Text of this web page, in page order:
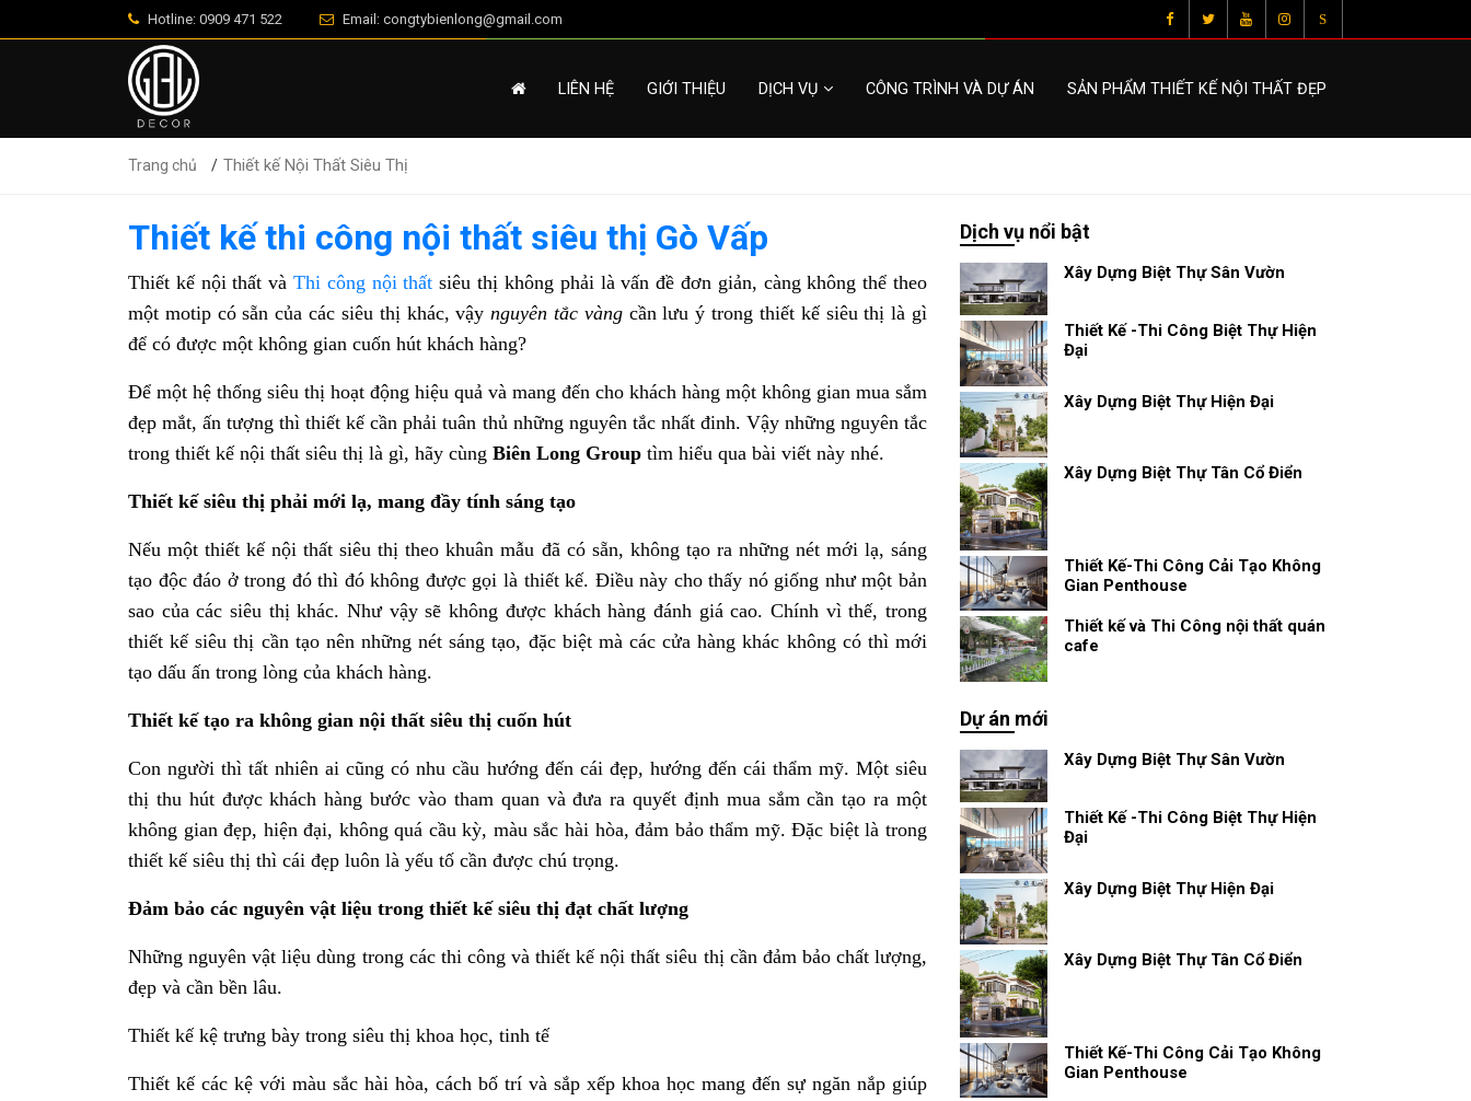
Hotline: 0909 471 522 Email: congtybienlong@gmail.com S
LIÊN HỆ GIỚI THIỆU DỊCH VỤ CÔNG TRÌNH VÀ DỰ ÁN SẢN PHẨM THIẾT KẾ NỘI THẤT ĐẸP
Trang chủ Thiết kế Nội Thất Siêu Thị
Thiết kế thi công nội thất siêu thị Gò Vấp
Thiết kế nội thất vàThi công nội thất siêu thị không phải là vấn đề đơn giản, càng không thể theo
một motip có sẵn của các siêu thị khác, vậynguyên tắc vàngcần lưu ý trong thiết kế siêu thị là gì
để có được một không gian cuốn hút khách hàng?
Để một hệ thống siêu thị hoạt động hiệu quả và mang đến cho khách hàng một không gian mua sắm
đẹp mắt, ấn tượng thì thiết kế cần phải tuân thủ những nguyên tắc nhất đinh. Vậy những nguyên tắc
trong thiết kế nội thất siêu thị là gì, hãy cùng Biên Long Group tìm hiểu qua bài viết này nhé.
Thiết kế siêu thị phải mới lạ, mang đầy tính sáng tạo
Nếu một thiết kế nội thất siêu thị theo khuân mẫu đã có sẵn, không tạo ra những nét mới lạ, sáng
tạo độc đáo ở trong đó thì đó không được gọi là thiết kế. Điều này cho thấy nó giống như một bản
sao của các siêu thị khác. Như vậy sẽ không được khách hàng đánh giá cao. Chính vì thế, trong
thiết kế siêu thị cần tạo nên những nét sáng tạo, đặc biệt mà các cửa hàng khác không có thì mới
tạo dấu ấn trong lòng của khách hàng.
Thiết kế tạo ra không gian nội thất siêu thị cuốn hút
Con người thì tất nhiên ai cũng có nhu cầu hướng đến cái đẹp, hướng đến cái thẩm mỹ. Một siêu
thị thu hút được khách hàng bước vào tham quan và đưa ra quyết định mua sắm cần tạo ra một
không gian đẹp, hiện đại, không quá cầu kỳ, màu sắc hài hòa, đảm bảo thẩm mỹ. Đặc biệt là trong
thiết kế siêu thị thì cái đẹp luôn là yếu tố cần được chú trọng.
Đảm bảo các nguyên vật liệu trong thiết kế siêu thị đạt chất lượng
Những nguyên vật liệu dùng trong các thi công và thiết kế nội thất siêu thị cần đảm bảo chất lượng,
đẹp và cần bền lâu.
Thiết kế kệ trưng bày trong siêu thị khoa học, tinh tế
Thiết kế các kệ với màu sắc hài hòa, cách bố trí và sắp xếp khoa học mang đến sự ngăn nắp giúp
Dịch vụ nổi bật
Xây Dựng Biệt Thự Sân Vườn
Thiết Kế -Thi Công Biệt Thự Hiện
Đại
Xây Dựng Biệt Thự Hiện Đại
Xây Dựng Biệt Thự Tân Cổ Điển
Thiết Kế-Thi Công Cải Tạo Không
Gian Penthouse
Thiết kế và Thi Công nội thất quán
cafe
Dự án mới
Xây Dựng Biệt Thự Sân Vườn
Thiết Kế -Thi Công Biệt Thự Hiện
Đại
Xây Dựng Biệt Thự Hiện Đại
Xây Dựng Biệt Thự Tân Cổ Điển
Thiết Kế-Thi Công Cải Tạo Không
Gian Penthouse